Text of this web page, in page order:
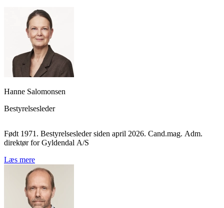
Hanne Salomonsen
Bestyrelsesleder
Født 1971. Bestyrelsesleder siden april 2026. Cand.mag. Adm.
direktør for Gyldendal A/S
Læs mere